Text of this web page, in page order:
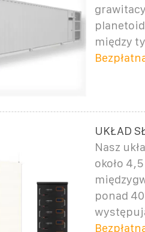
między
UKŁAD
Nasz
około
ponad